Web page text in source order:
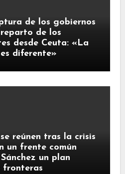
de los gobiernos
de los
desde Ceuta: «La
diferente»
reúnen tras la crisis
un frente común
un plan
fronteras